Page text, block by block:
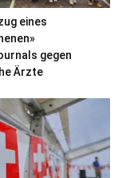
eines
gegen
Ärzte